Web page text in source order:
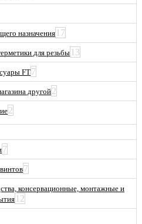
назначения 17
для резьбы 13
FT7
другой2
2
7
7
консервационные, монтажные и
12